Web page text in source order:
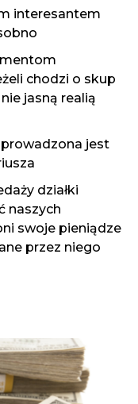
interesantem
chodzi o skup
jasną realią
prowadzona jest
działki
naszych
swoje pieniądze
przez niego